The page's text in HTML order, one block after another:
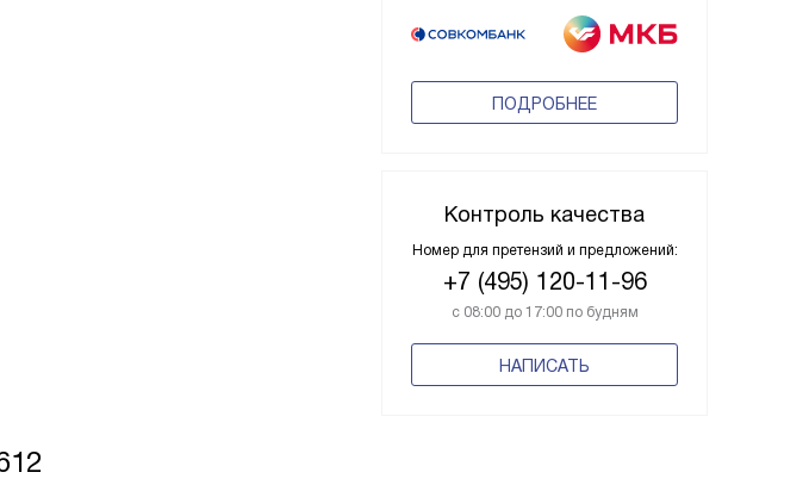
ПОДРОБНЕЕ
Контроль качества
Номер для претензий и предложений:
+7 (495) 120-11-96
с 08:00 до 17:00 по будням
НАПИСАТЬ